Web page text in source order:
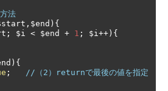
法
, $end ){
; $i < $end + 1 ; $i++){
){
;
//（2）returnで最後の値を指定